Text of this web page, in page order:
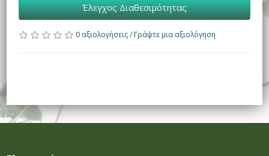
Έλεγχος Διαθεσιμότητας
0 αξιολογήσεις/ Γράψτε μια αξιολόγηση